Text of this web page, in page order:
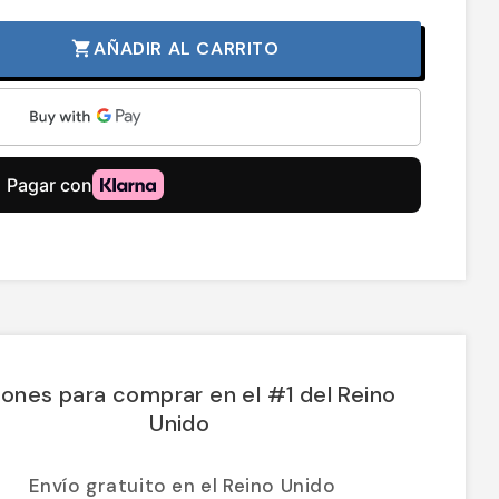
shopping_cartAÑADIR AL CARRITO
para comprar en el #1 del Reino
Unido
Envío gratuito en el Reino Unido